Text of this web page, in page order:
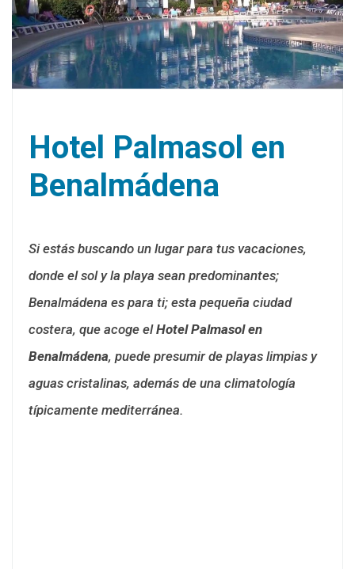
Hotel Palmasol en
Benalmádena
Si estás buscando un lugar para tus vacaciones,
donde el sol y la playa sean predominantes;
Benalmádena es para ti; esta pequeña ciudad
costera, que acoge elHotel Palmasol en
Benalmádena, puede presumir de playas limpias y
aguas cristalinas, además de una climatología
típicamente mediterránea.